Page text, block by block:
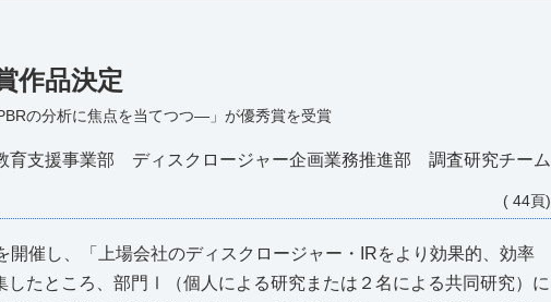
作品決定
の分析に焦点を当てつつ―」が優秀賞を受賞
支援事業部 ディスクロージャー企画業務推進部 調査研究チーム
( 44頁)
催し、「上場会社のディスクロージャー・IRをより効果的、効率
たところ、部門Ⅰ（個人による研究または２名による共同研究）に